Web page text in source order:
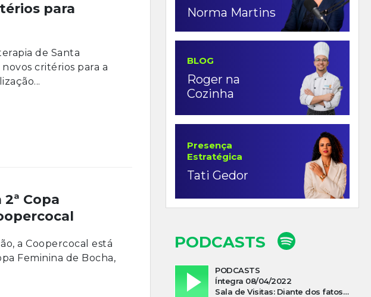
para
de Santa
novos critérios para a
Copa
a Coopercocal está
Feminina de Bocha,
Norma Martins
BLOG
Roger na
Cozinha
Presença
Estratégica
Tati Gedor
PODCASTS
PODCASTS
Íntegra 08/04/2022
Sala de Visitas: Diante dos fatos que influenciam a economia o que podemos esperar de 2022